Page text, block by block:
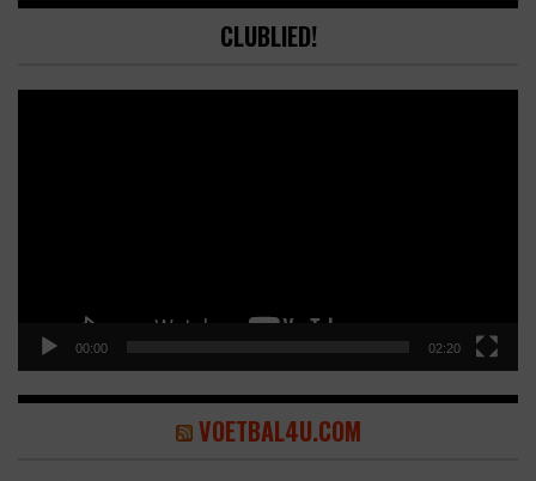
CLUBLIED!
00:00 02:20
VOETBAL4U.COM